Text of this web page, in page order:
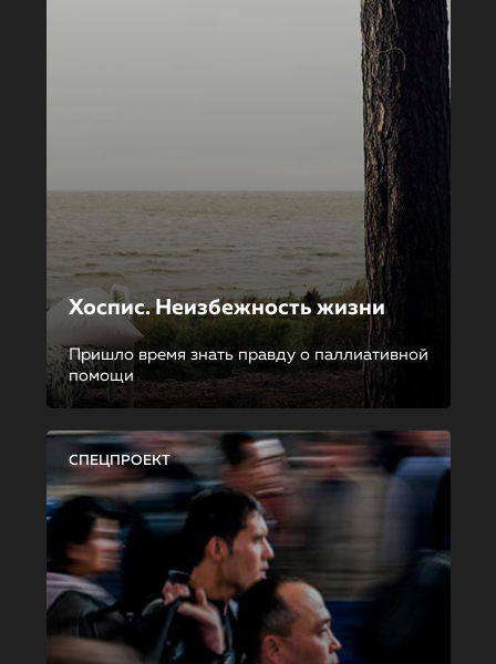
Хоспис. Неизбежность жизни
Пришло время знать правду о паллиативной
помощи
СПЕЦПРОЕКТ